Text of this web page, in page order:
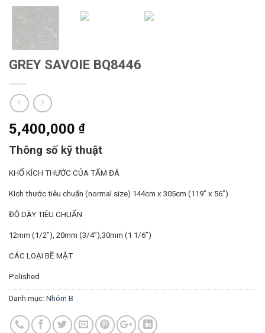
GREY SAVOIE BQ8446
5,400,000 ₫
Thông số kỹ thuật
KHỔ KÍCH THƯỚC CỦA TẤM ĐÁ
Kích thước tiêu chuẩn (normal size) 144cm x 305cm (119” x 56”)
ĐỘ DÀY TIÊU CHUẨN
12mm (1/2”), 20mm (3/4”),30mm (1 1/6”)
CÁC LOẠI BỀ MẶT
Polished
Danh mục: Nhóm B